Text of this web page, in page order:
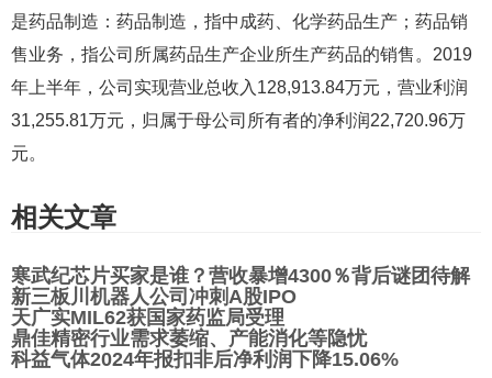
是药品制造：药品制造，指中成药、化学药品生产；药品销
售业务，指公司所属药品生产企业所生产药品的销售。2019
年上半年，公司实现营业总收入128,913.84万元，营业利润
31,255.81万元，归属于母公司所有者的净利润22,720.96万
元。
相关文章
寒武纪芯片买家是谁？营收暴增4300％背后谜团待解
新三板川机器人公司冲刺A股IPO
天广实MIL62获国家药监局受理
鼎佳精密行业需求萎缩、产能消化等隐忧
科益气体2024年报扣非后净利润下降15.06%